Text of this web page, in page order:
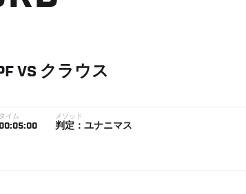
VS クラウス
タイム メソッド
判定：ユナニマス